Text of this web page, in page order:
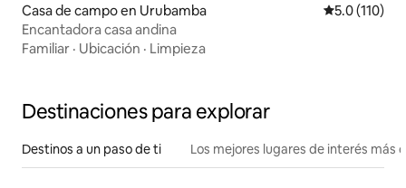
Casa de campo en Urubamba Calificación
5.0 (110)
Encantadora casa andina
Familiar · Ubicación · Limpieza
Destinaciones para explorar
Destinos a un paso de ti Los mejores lugares de interés más